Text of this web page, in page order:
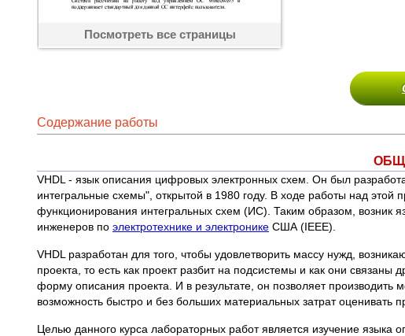
Посмотреть все страницы
Содержание работы
VHDL - язык описания цифровых электронных схем. Он был
интегральные схемы", открытой в 1980 году. В ходе работы над
функционирования интегральных схем (ИС). Таким образом, возник
инженеров по электротехнике и электронике США (IEEE).
VHDL разработан для того, чтобы удовлетворить массу нужд,
проекта, то есть как проект разбит на подсистемы и как они
форму описания проекта. И в результате, он позволяет производить
возможность быстро и без больших материальных затрат оценивать
Целью данного курса лабораторных работ является изучение